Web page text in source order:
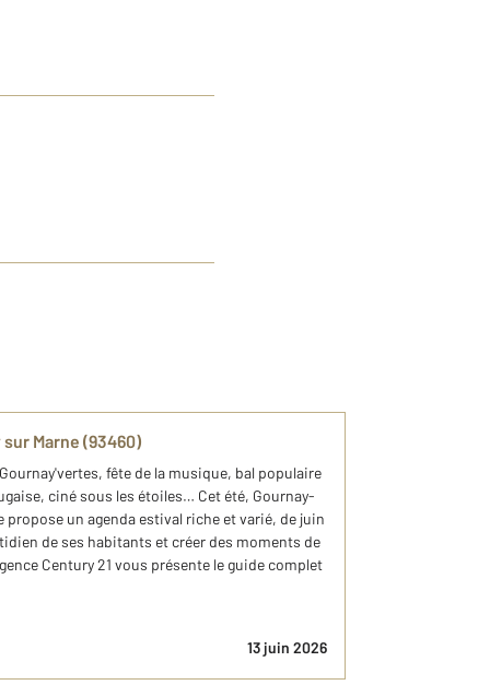
Marne (93460)
fête de la musique, bal populaire
ciné sous les étoiles… Cet été, Gournay-
propose un agenda estival riche et varié, de juin
de ses habitants et créer des moments de
Century 21 vous présente le guide complet
13 juin 2026